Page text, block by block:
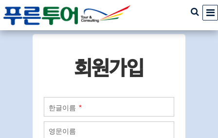
회원가입
한글이름 *
영문이름